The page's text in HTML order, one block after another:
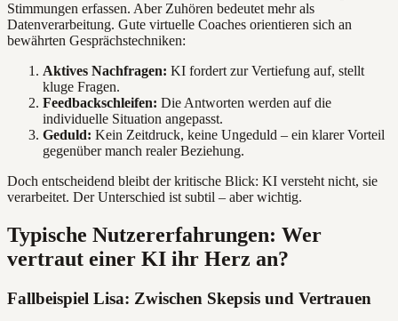
Stimmungen erfassen. Aber Zuhören bedeutet mehr als
Datenverarbeitung. Gute virtuelle Coaches orientieren sich an
bewährten Gesprächstechniken:
Aktives Nachfragen: KI fordert zur Vertiefung auf, stellt
kluge Fragen.
Feedbackschleifen: Die Antworten werden auf die
individuelle Situation angepasst.
Geduld: Kein Zeitdruck, keine Ungeduld – ein klarer Vorteil
gegenüber manch realer Beziehung.
Doch entscheidend bleibt der kritische Blick: KI versteht nicht, sie
verarbeitet. Der Unterschied ist subtil – aber wichtig.
Typische Nutzererfahrungen: Wer
vertraut einer KI ihr Herz an?
Fallbeispiel Lisa: Zwischen Skepsis und Vertrauen